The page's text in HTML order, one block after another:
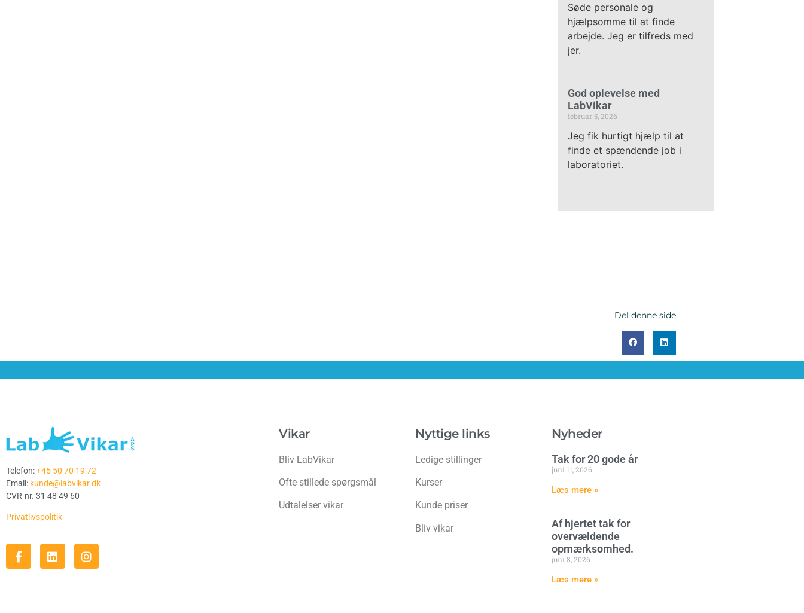
Søde personale og
hjælpsomme til at finde
arbejde. Jeg er tilfreds med
jer.
God oplevelse med
LabVikar
februar 5, 2026
Jeg fik hurtigt hjælp til at
finde et spændende job i
laboratoriet.
Del denne side
Telefon:+45 50 70 19 72
Email: kunde@labvikar.dk
CVR-nr. 31 48 49 60
Privatlivspolitik
Vikar
Bliv LabVikar
Ofte stillede spørgsmål
Udtalelser vikar
Nyttige links
Ledige stillinger
Kurser
Kunde priser
Bliv vikar
Nyheder
Tak for 20 gode år
juni 11, 2026
Læs mere »
Af hjertet tak for
overvældende
opmærksomhed.
juni 8, 2026
Læs mere »